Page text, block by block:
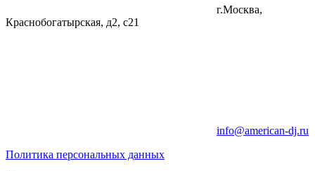
г.Москва,
Краснобогатырская, д2, с21
info@american-dj.ru
Политика персональных данных